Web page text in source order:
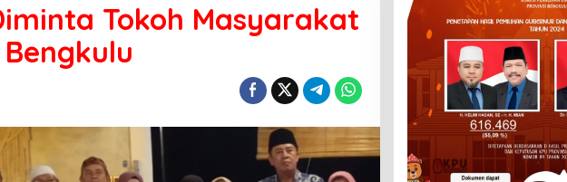
Tokoh Masyarakat